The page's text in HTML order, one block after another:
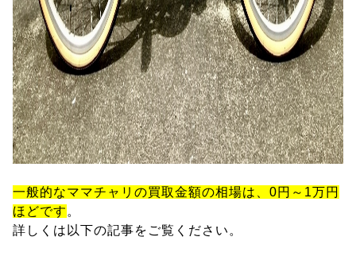
一般的なママチャリの買取金額の相場は、0円～1万円
ほどです 。
詳しくは以下の記事をご覧ください。